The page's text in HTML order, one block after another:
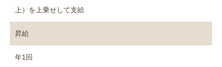
上）を上乗せして支給
昇給
年1回